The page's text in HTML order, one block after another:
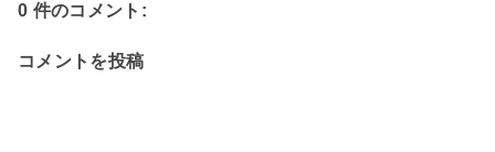
0 件のコメント:
コメントを投稿